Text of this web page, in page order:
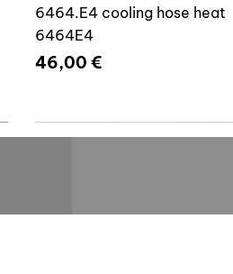
6464.E4 cooling hose heat
6464E4
Prix
46,00 €
7700804636